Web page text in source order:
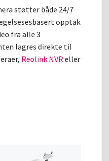
støtter både 24/7
opptak
fra alle 3
lagres direkte til
Reolink NVR eller